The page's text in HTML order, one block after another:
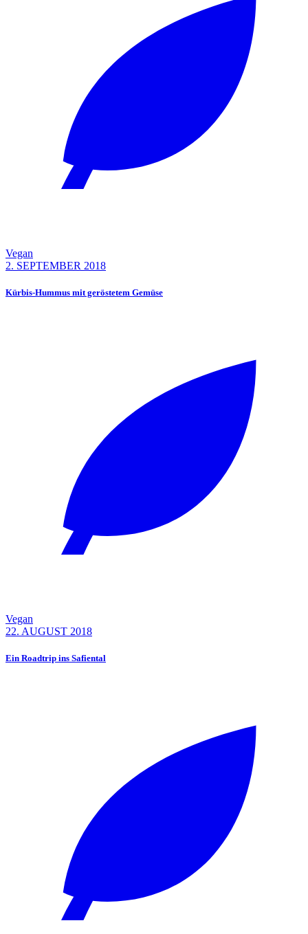
Vegan
2. SEPTEMBER 2018
Kürbis-Hummus mit geröstetem Gemüse
Vegan
22. AUGUST 2018
Ein Roadtrip ins Safiental